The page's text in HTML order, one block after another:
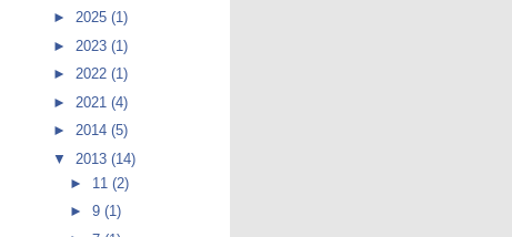
► 2025 (1)
► 2023 (1)
► 2022 (1)
► 2021 (4)
► 2014 (5)
▼ 2013 (14)
► 11(2)
►9(1)